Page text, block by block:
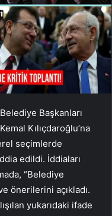
Başkanları
Kılıçdaroğlu’na
seçimlerde
edildi. İddiaları
“Belediye
önerilerini açıkladı.
yukarıdaki ifade